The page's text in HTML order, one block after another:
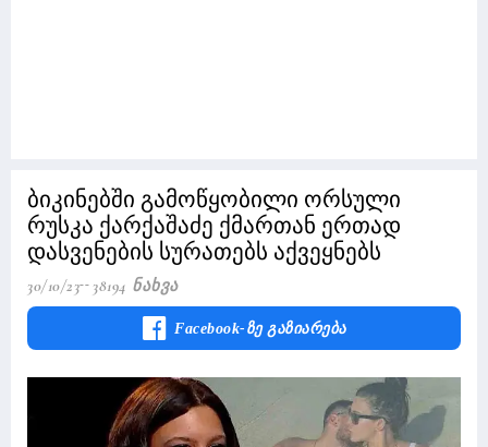
ბიკინებში გამოწყობილი ორსული
რუსკა ქარქაშაძე ქმართან ერთად
დასვენების სურათებს აქვეყნებს
30/10/23 38194 Ნახვა
Facebook-Ზე Გაზიარება